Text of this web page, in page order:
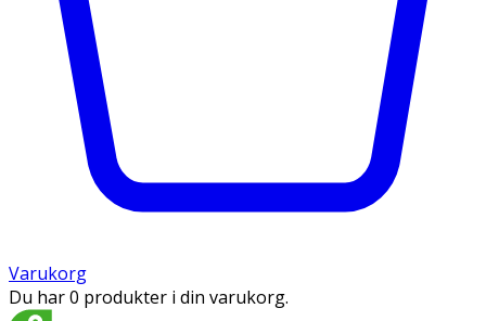
Varukorg
Du har 0 produkter i din varukorg.